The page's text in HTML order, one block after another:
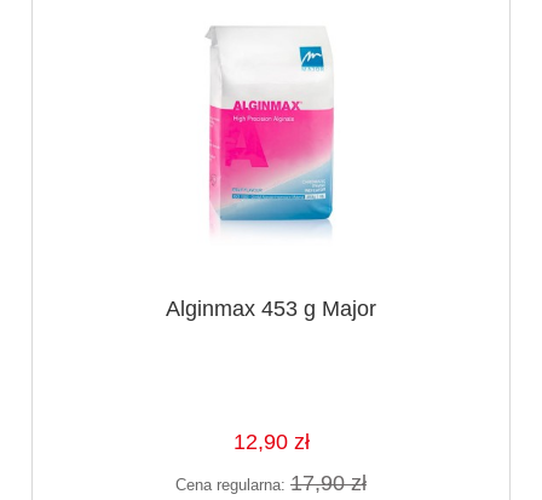
Alginmax 453 g Major
12,90 zł
Cena regularna: 17,90 zł